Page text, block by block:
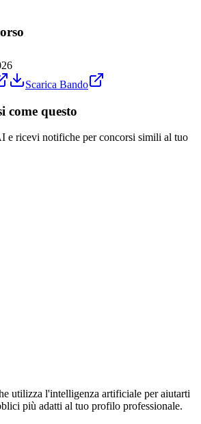
Scarica Bando
come questo
e ricevi notifiche per concorsi simili al tuo
utilizza l'intelligenza artificiale per aiutarti
più adatti al tuo profilo professionale.